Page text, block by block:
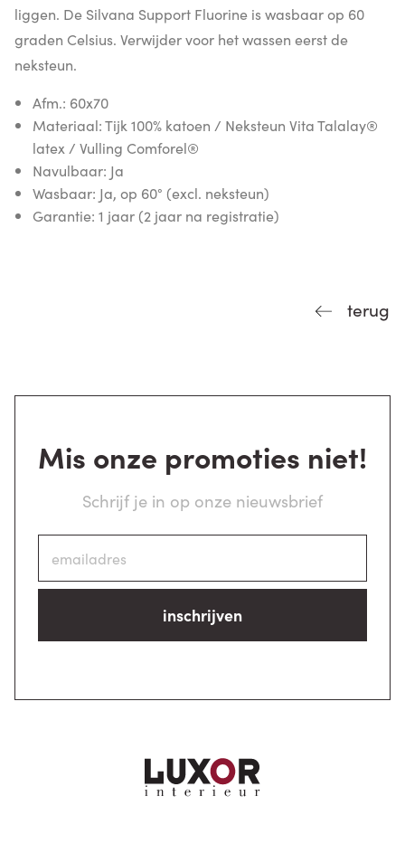
liggen. De Silvana Support Fluorine is wasbaar op 60
graden Celsius. Verwijder voor het wassen eerst de
neksteun.
Afm.: 60x70
Materiaal: Tijk 100% katoen / Neksteun Vita Talalay®
latex / Vulling Comforel®
Navulbaar: Ja
Wasbaar: Ja, op 60° (excl. neksteun)
Garantie: 1 jaar (2 jaar na registratie)
terug
Mis onze promoties niet!
Schrijf je in op onze nieuwsbrief
inschrijven